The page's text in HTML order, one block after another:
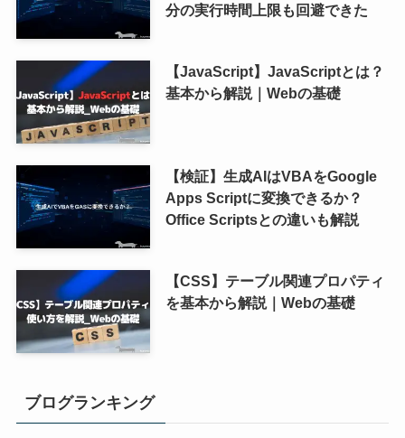
分の実行時間上限も回避できた
【JavaScript】JavaScriptとは？
基本から解説｜Webの基礎
【検証】生成AIはVBAをGoogle
Apps Scriptに変換できるか？
Office Scriptsとの違いも解説
【CSS】テーブル関連プロパティ
を基本から解説｜Webの基礎
ブログランキング